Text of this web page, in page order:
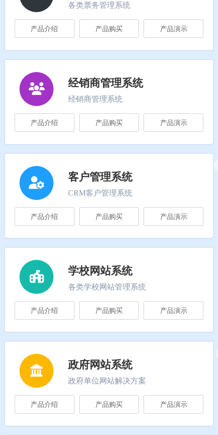
各类票务管理系统
产品介绍 产品购买 产品演示
经销商管理系统
经销商管理系统
产品介绍 产品购买 产品演示
客户管理系统
CRM客户管理系统
产品介绍 产品购买 产品演示
学校网站系统
各类学校网站管理系统
产品介绍 产品购买 产品演示
政府网站系统
政府单位网站解决方案
产品介绍 产品购买 产品演示